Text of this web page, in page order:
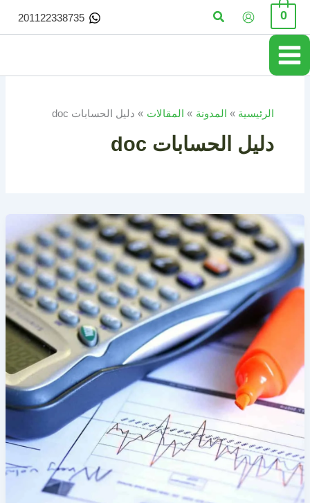
تخطي
المحتوى
0 البحث 201122338735
الرئيسية المدونة المقالات دليل الحسابات doc
دليل الحسابات doc